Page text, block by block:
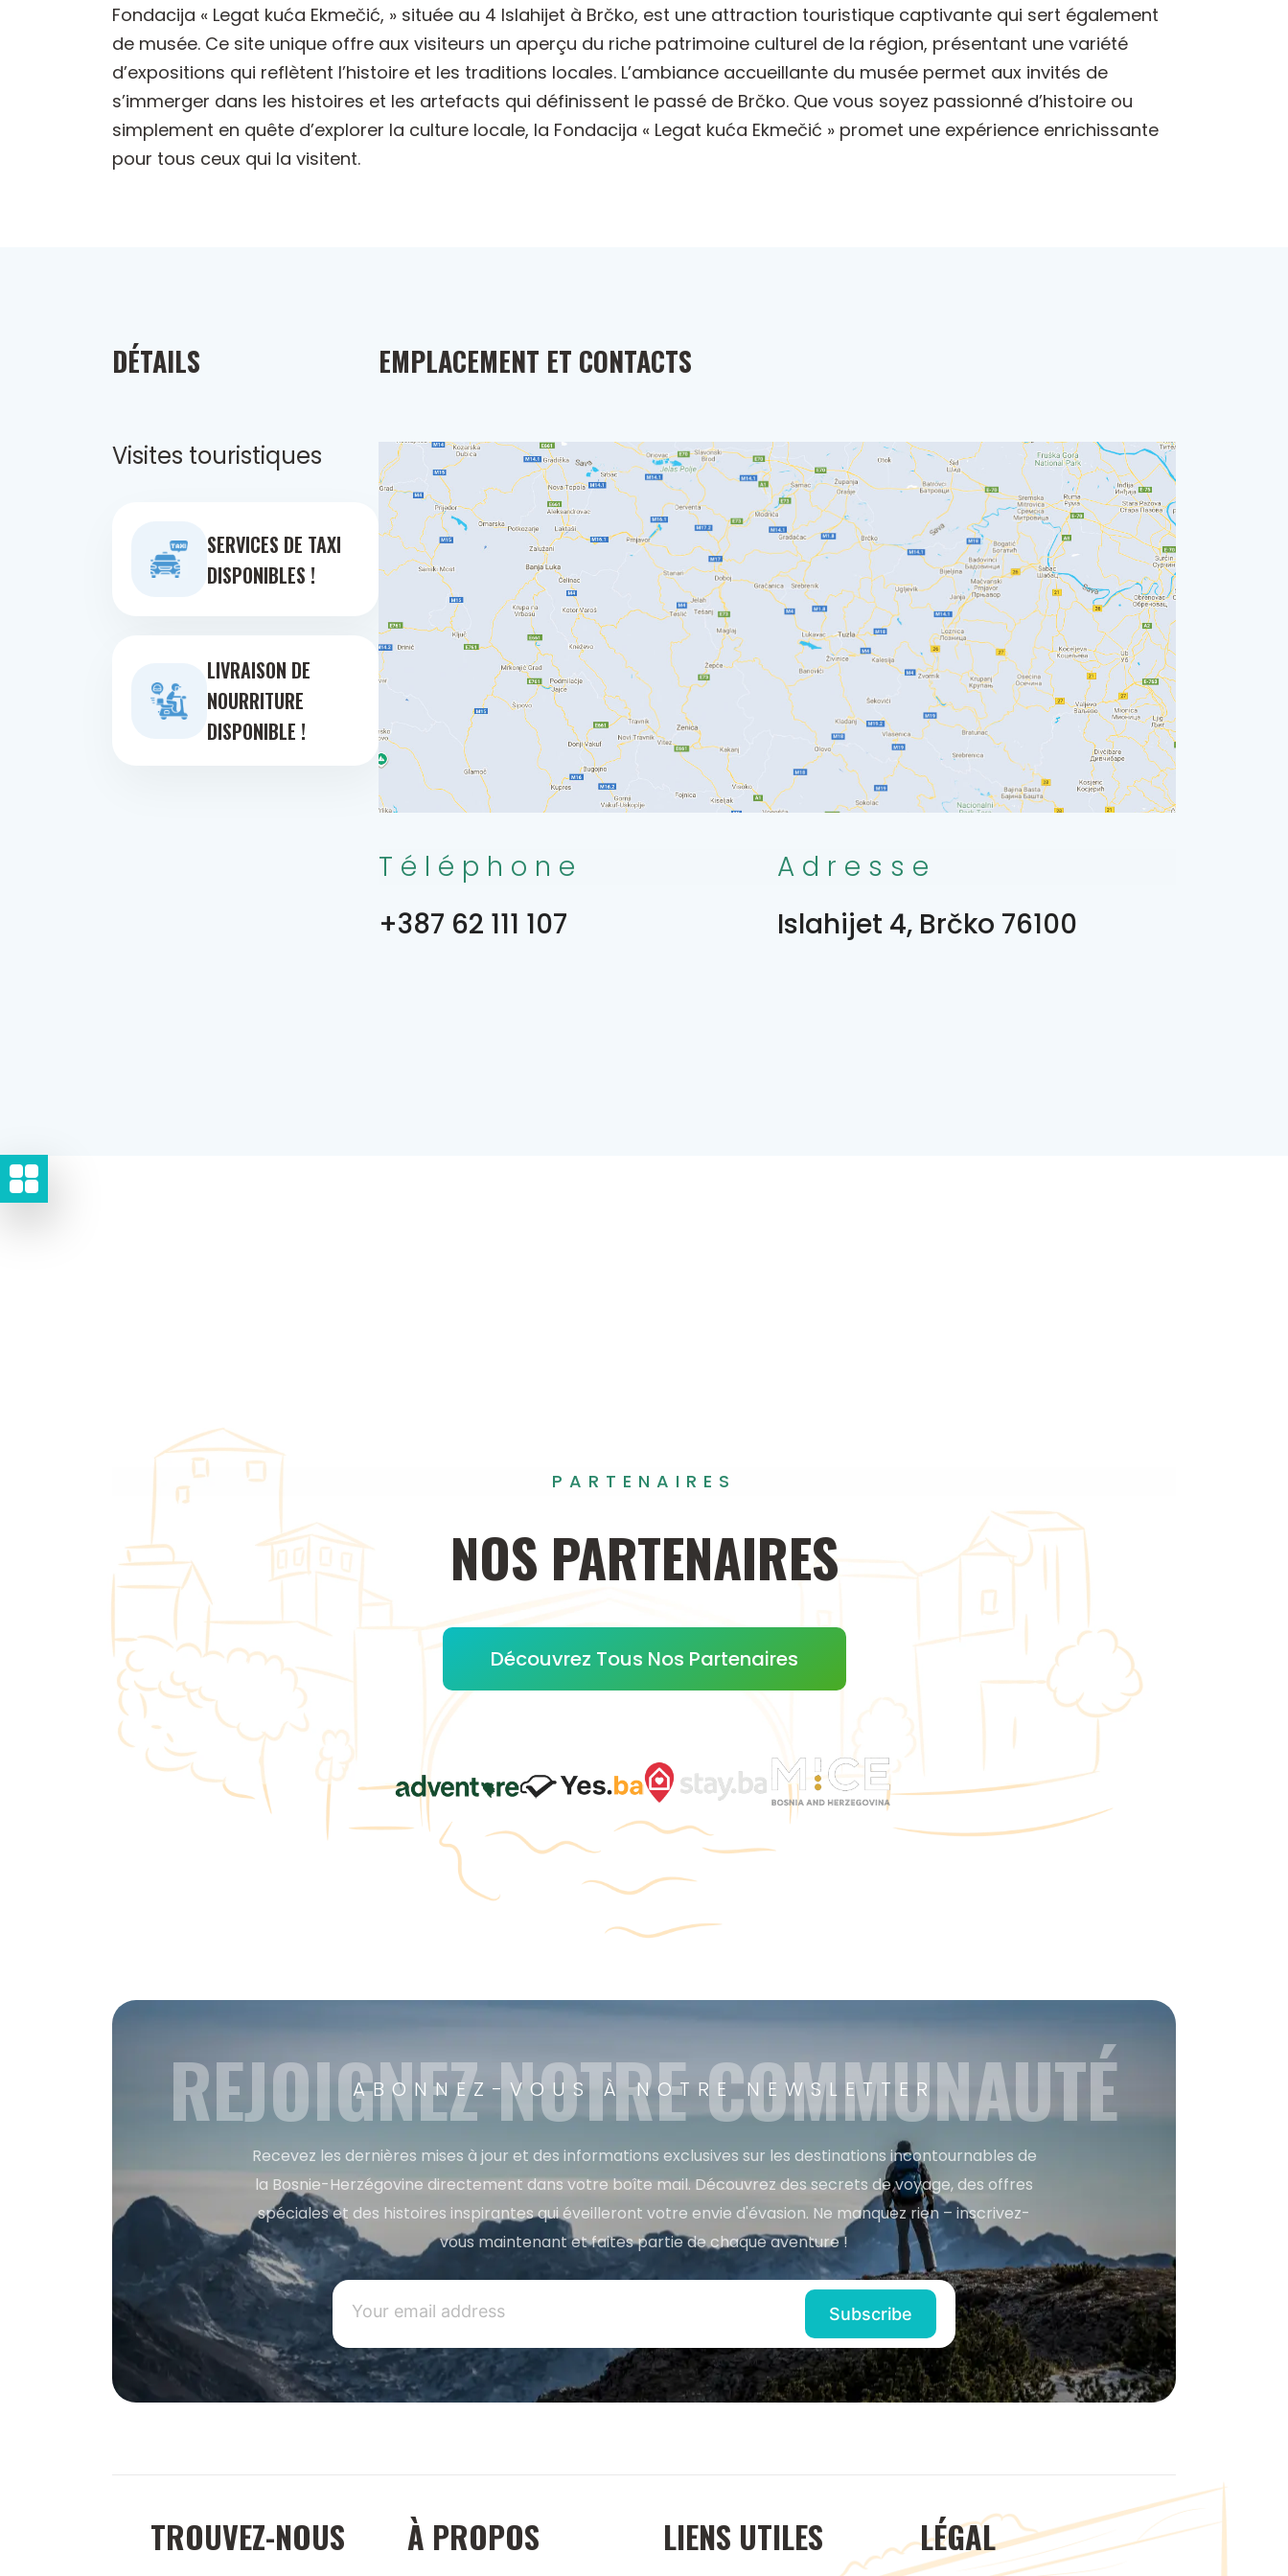
Fondacija « Legat kuća Ekmečić, » située au 4 Islahijet à Brčko, est une attraction touristique captivante qui sert également
de musée. Ce site unique offre aux visiteurs un aperçu du riche patrimoine culturel de la région, présentant une variété
d’expositions qui reflètent l’histoire et les traditions locales. L’ambiance accueillante du musée permet aux invités de
s’immerger dans les histoires et les artefacts qui définissent le passé de Brčko. Que vous soyez passionné d’histoire ou
simplement en quête d’explorer la culture locale, la Fondacija « Legat kuća Ekmečić » promet une expérience enrichissante
pour tous ceux qui la visitent.
DÉTAILS
Visites touristiques
SERVICES DE TAXI
DISPONIBLES !
LIVRAISON DE
NOURRITURE
DISPONIBLE !
EMPLACEMENT ET CONTACTS
Téléphone
+387 62 111 107
Adresse
Islahijet 4, Brčko 76100
PARTENAIRES
NOS PARTENAIRES
Découvrez Tous Nos Partenaires
ABONNEZ-VOUS À NOTRE NEWSLETTER
REJOIGNEZ NOTRE COMMUNAUTÉ
Recevez les dernières mises à jour et des informations exclusives sur les destinations incontournables de
la Bosnie-Herzégovine directement dans votre boîte mail. Découvrez des secrets de voyage, des offres
spéciales et des histoires inspirantes qui éveilleront votre envie d'évasion. Ne manquez rien – inscrivez-
vous maintenant et faites partie de chaque aventure !
TROUVEZ-NOUS À PROPOS LIENS UTILES LÉGAL